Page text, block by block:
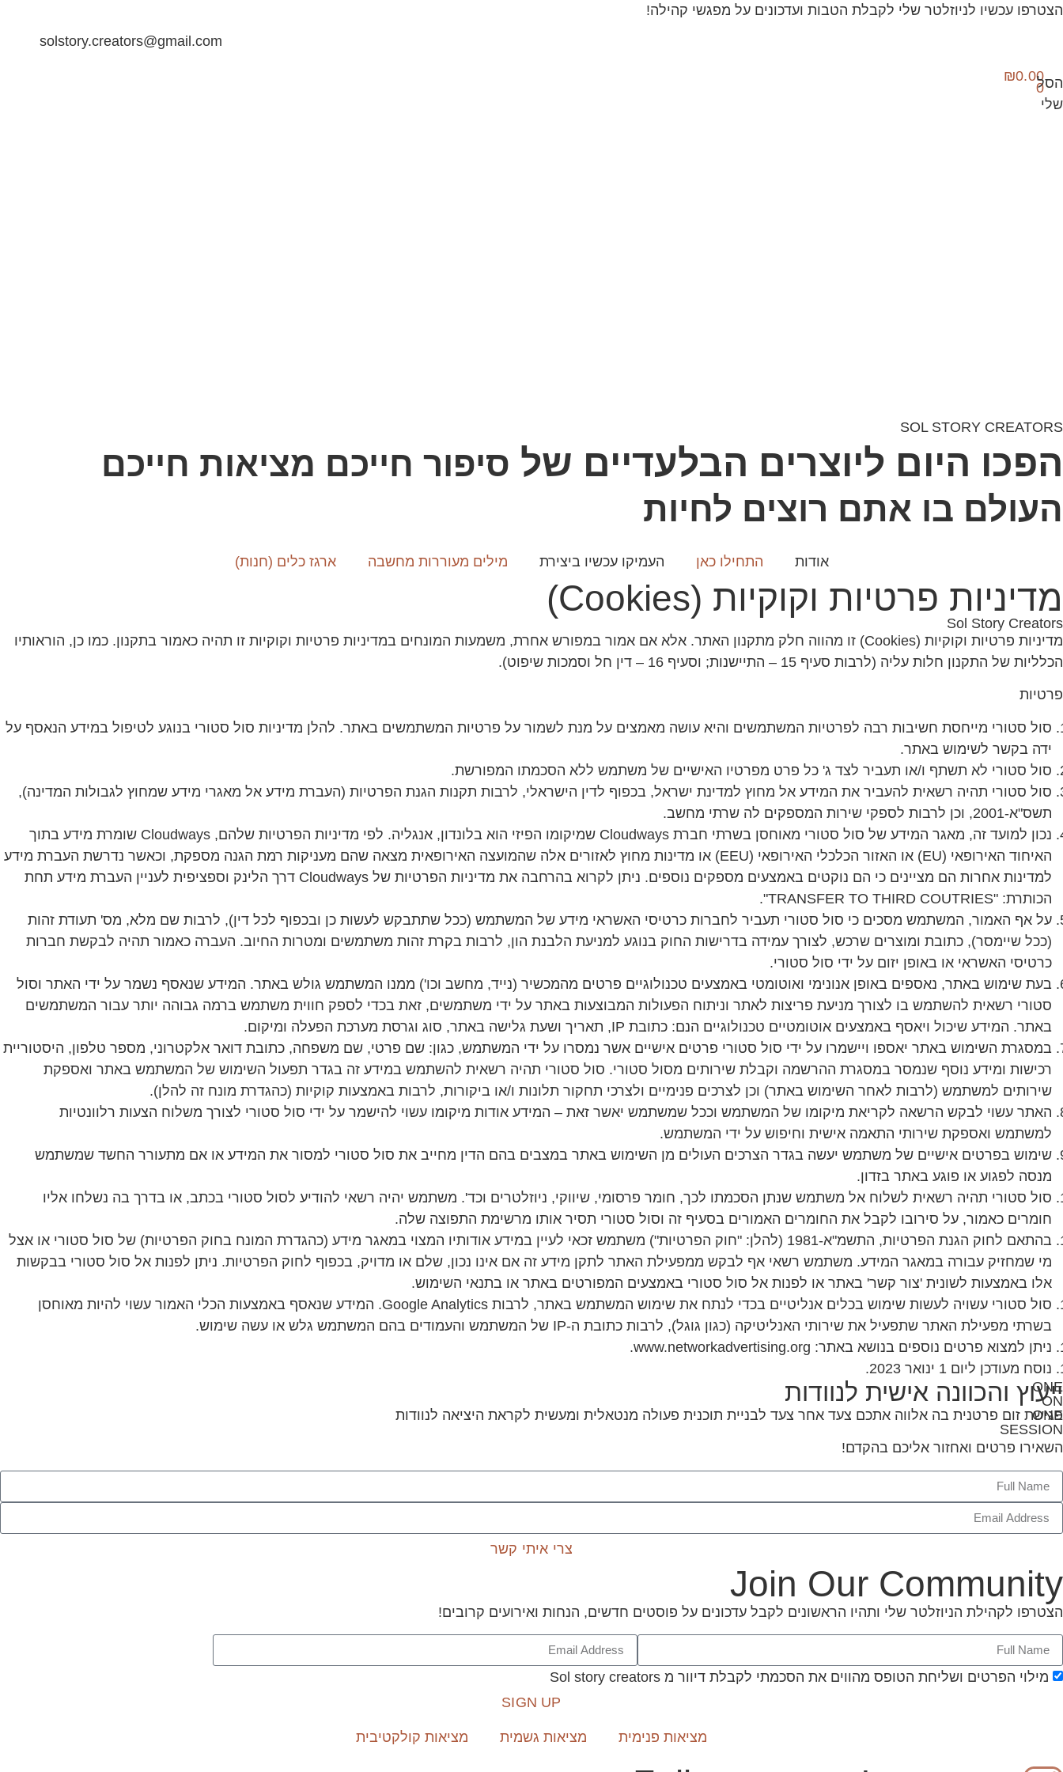
הצטרפו עכשיו לניוזלטר שלי לקבלת הטבות ועדכונים על מפגשי קהילה!
solstory.creators@gmail.com
₪0.00
0
SOL STORY CREATORS
הפכו היום ליוצרים הבלעדיים של סיפור חייכם מציאות חייכם
העולם בו אתם רוצים לחיות
אודות התחילו כאן העמיקו עכשיו ביצירת מילים מעוררות מחשבה ארגז כלים (חנות)
מדיניות פרטיות וקוקיות (Cookies)
Sol Story Creators
מדיניות פרטיות וקוקיות (Cookies) זו מהווה חלק מתקנון האתר. אלא אם אמור במפורש אחרת, משמעות המונחים במדיניות פרטיות וקוקיות זו תהיה כאמור בתקנון. כמו כן, הוראותיו
הכלליות של התקנון חלות עליה (לרבות סעיף 15 – התיישנות; וסעיף 16 – דין חל וסמכות שיפוט).
פרטיות
סול סטורי מייחסת חשיבות רבה לפרטיות המשתמשים והיא עושה מאמצים על מנת לשמור על פרטיות המשתמשים באתר. להלן מדיניות סול סטורי בנוגע לטיפול במידע הנאסף על
ידה בקשר לשימוש באתר.
סול סטורי לא תשתף ו/או תעביר לצד ג' כל פרט מפרטיו האישיים של משתמש ללא הסכמתו המפורשת.
סול סטורי תהיה רשאית להעביר את המידע אל מחוץ למדינת ישראל, בכפוף לדין הישראלי, לרבות תקנות הגנת הפרטיות (העברת מידע אל מאגרי מידע שמחוץ לגבולות המדינה),
תשס"א-2001, וכן לרבות לספקי שירות המספקים לה שרתי מחשב.
נכון למועד זה, מאגר המידע של סול סטורי מאוחסן בשרתי חברת Cloudways שמיקומו הפיזי הוא בלונדון, אנגליה. לפי מדיניות הפרטיות שלהם, Cloudways שומרת מידע בתוך
האיחוד האירופאי (EU) או האזור הכלכלי האירופאי (EEU) או מדינות מחוץ לאזורים אלה שהמועצה האירופאית מצאה שהם מעניקות רמת הגנה מספקת, וכאשר נדרשת העברת מידע
למדינות אחרות הם מציינים כי הם נוקטים באמצעים מספקים נוספים. ניתן לקרוא בהרחבה את מדיניות הפרטיות של Cloudways דרך הלינק וספציפית לעניין העברת מידע תחת
הכותרת: "TRANSFER TO THIRD COUTRIES".
על אף האמור, המשתמש מסכים כי סול סטורי תעביר לחברות כרטיסי האשראי מידע של המשתמש (ככל שתתבקש לעשות כן ובכפוף לכל דין), לרבות שם מלא, מס' תעודת זהות
(ככל שיימסר), כתובת ומוצרים שרכש, לצורך עמידה בדרישות החוק בנוגע למניעת הלבנת הון, לרבות בקרת זהות משתמשים ומטרות החיוב. העברה כאמור תהיה לבקשת חברות
כרטיסי האשראי או באופן יזום על ידי סול סטורי.
בעת שימוש באתר, נאספים באופן אנונימי ואוטומטי באמצעים טכנולוגיים פרטים מהמכשיר (נייד, מחשב וכו') ממנו המשתמש גולש באתר. המידע שנאסף נשמר על ידי האתר וסול
סטורי רשאית להשתמש בו לצורך מניעת פריצות לאתר וניתוח הפעולות המבוצעות באתר על ידי משתמשים, זאת בכדי לספק חווית משתמש ברמה גבוהה יותר עבור המשתמשים
באתר. המידע שיכול ויאסף באמצעים אוטומטיים טכנולוגיים הנם: כתובת IP, תאריך ושעת גלישה באתר, סוג וגרסת מערכת הפעלה ומיקום.
במסגרת השימוש באתר יאספו ויישמרו על ידי סול סטורי פרטים אישיים אשר נמסרו על ידי המשתמש, כגון: שם פרטי, שם משפחה, כתובת דואר אלקטרוני, מספר טלפון, היסטוריית
רכישות ומידע נוסף שנמסר במסגרת ההרשמה וקבלת שירותים מסול סטורי. סול סטורי תהיה רשאית להשתמש במידע זה בגדר תפעול השימוש של המשתמש באתר ואספקת
שירותים למשתמש (לרבות לאחר השימוש באתר) וכן לצרכים פנימיים ולצרכי תחקור תלונות ו/או ביקורות, לרבות באמצעות קוקיות (כהגדרת מונח זה להלן).
האתר עשוי לבקש הרשאה לקריאת מיקומו של המשתמש וככל שמשתמש יאשר זאת – המידע אודות מיקומו עשוי להישמר על ידי סול סטורי לצורך משלוח הצעות רלוונטיות
למשתמש ואספקת שירותי התאמה אישית וחיפוש על ידי המשתמש.
שימוש בפרטים אישיים של משתמש יעשה בגדר הצרכים העולים מן השימוש באתר במצבים בהם הדין מחייב את סול סטורי למסור את המידע או אם מתעורר החשד שמשתמש
מנסה לפגוע או פוגע באתר בזדון.
סול סטורי תהיה רשאית לשלוח אל משתמש שנתן הסכמתו לכך, חומר פרסומי, שיווקי, ניוזלטרים וכד'. משתמש יהיה רשאי להודיע לסול סטורי בכתב, או בדרך בה נשלחו אליו
חומרים כאמור, על סירובו לקבל את החומרים האמורים בסעיף זה וסול סטורי תסיר אותו מרשימת התפוצה שלה.
בהתאם לחוק הגנת הפרטיות, התשמ"א-1981 (להלן: "חוק הפרטיות") משתמש זכאי לעיין במידע אודותיו המצוי במאגר מידע (כהגדרת המונח בחוק הפרטיות) של סול סטורי או אצל
מי שמחזיק עבורה במאגר המידע. משתמש רשאי אף לבקש ממפעילת האתר לתקן מידע זה אם אינו נכון, שלם או מדויק, בכפוף לחוק הפרטיות. ניתן לפנות אל סול סטורי בבקשות
אלו באמצעות לשונית 'צור קשר' באתר או לפנות אל סול סטורי באמצעים המפורטים באתר או בתנאי השימוש.
סול סטורי עשויה לעשות שימוש בכלים אנליטיים בכדי לנתח את שימוש המשתמש באתר, לרבות Google Analytics. המידע שנאסף באמצעות הכלי האמור עשוי להיות מאוחסן
בשרתי מפעילת האתר שתפעיל את שירותי האנליטיקה (כגון גוגל), לרבות כתובת ה-IP של המשתמש והעמודים בהם המשתמש גלש או עשה שימוש.
ניתן למצוא פרטים נוספים בנושא באתר: www.networkadvertising.org.
נוסח מעודכן ליום 1 ינואר 2023.
ONE
ON
ONE
SESSION
ייעוץ והכוונה אישית לנוודות
פגישת זום פרטנית בה אלווה אתכם צעד אחר צעד לבניית תוכנית פעולה מנטאלית ומעשית לקראת היציאה לנוודות
השאירו פרטים ואחזור אליכם בהקדם!
צרי איתי קשר
Join Our Community
הצטרפו לקהילת הניוזלטר שלי ותהיו הראשונים לקבל עדכונים על פוסטים חדשים, הנחות ואירועים קרובים!
מילוי הפרטים ושליחת הטופס מהווים את הסכמתי לקבלת דיוור מ Sol story creators
SIGN UP
מציאות פנימית מציאות גשמית מציאות קולקטיבית